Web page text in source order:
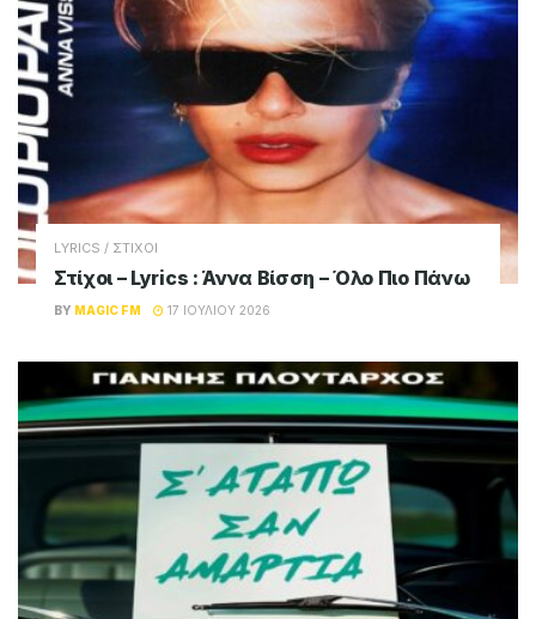
LYRICS / ΣΤΙΧΟΙ
Στίχοι – Lyrics : Άννα Βίσση – Όλο Πιο Πάνω
BY MAGIC FM 17 ΙΟΥΛΊΟΥ 2026